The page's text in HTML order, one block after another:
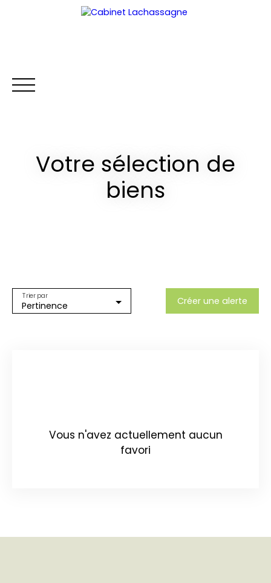
ACCUEIL ACHETER LOUER VENDRE GESTION
Votre sélection de
biens
Pertinence
Trier par Créer une alerte
Vous n'avez actuellement aucun
favori